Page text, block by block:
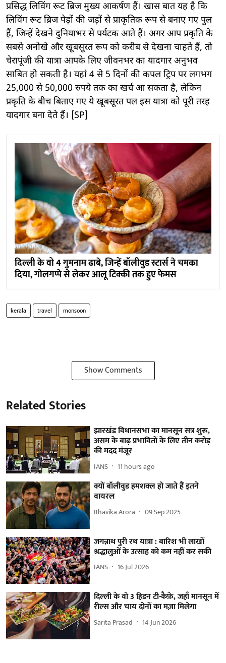
प्रसिद्ध लिविंग रूट ब्रिज मुख्य आकर्षण हैं। खास बात यह है कि
लिविंग रूट ब्रिज पेड़ों की जड़ों से प्राकृतिक रूप से बनाए गए पुल
हैं, जिन्हें देखने दुनियाभर से पर्यटक आते हैं। अगर आप प्रकृति के
सबसे अनोखे और खूबसूरत रूप को करीब से देखना चाहते हैं, तो
चेरापूंजी की यात्रा आपके लिए जीवनभर का यादगार अनुभव
साबित हो सकती है। यहां 4 से 5 दिनों की कपल ट्रिप पर लगभग
25,000 से 50,000 रुपये तक का खर्च आ सकता है, लेकिन
प्रकृति के बीच बिताए गए ये खूबसूरत पल इस यात्रा को पूरी तरह
यादगार बना देते हैं। [SP]
दिल्ली के वो 4 गुमनाम ढाबे, जिन्हें बॉलीवुड स्टार्स ने चमका
दिया, गोलगप्पे से लेकर आलू टिक्की तक हुए फेमस
kerala travel monsoon
Show Comments
Related Stories
झारखंड विधानसभा का मानसून सत्र शुरू,
असम के बाढ़ प्रभावितों के लिए तीन करोड़
की मदद मंजूर
IANS 11 hours ago
क्यों बॉलीवुड हमशक्ल हो जाते हैं इतने
वायरल
Bhavika Arora 09 Sep 2025
जगन्नाथ पुरी रथ यात्रा : बारिश भी लाखों
श्रद्धालुओं के उत्साह को कम नहीं कर सकी
IANS 16 Jul 2026
दिल्ली के वो 3 हिडन टी-कैफ़े, जहाँ मानसून में
रील्स और चाय दोनों का मज़ा मिलेगा
Sarita Prasad 14 Jun 2026